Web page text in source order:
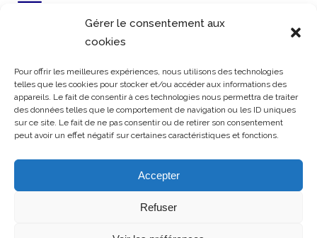
Gérer le consentement aux
cookies
Pour offrir les meilleures expériences, nous utilisons des technologies
telles que les cookies pour stocker et/ou accéder aux informations des
appareils. Le fait de consentir à ces technologies nous permettra de traiter
des données telles que le comportement de navigation ou les ID uniques
sur ce site. Le fait de ne pas consentir ou de retirer son consentement
peut avoir un effet négatif sur certaines caractéristiques et fonctions.
Accepter
Refuser
Lignes 80 et 95
Lignes 2, 12, 13